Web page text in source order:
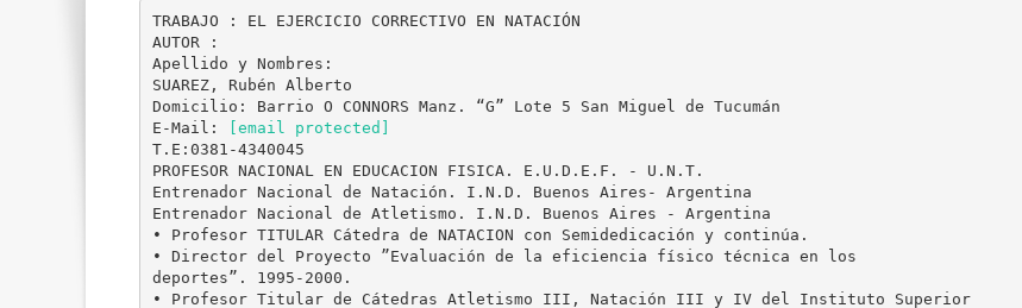
TRABAJO : EL EJERCICIO CORRECTIVO EN NATACIÓN
AUTOR :
Apellido y Nombres:
SUAREZ, Rubén Alberto
Domicilio: Barrio O CONNORS Manz. “G” Lote 5 San Miguel de Tucumán
E-Mail:
[email protected]